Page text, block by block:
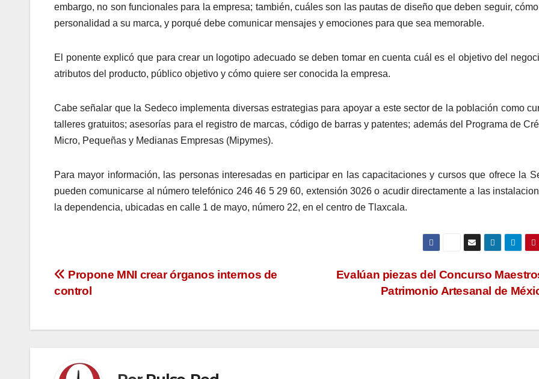
embargo, no son funcionales para la empresa; también, cuáles son las pautas de diseño que deben seguir,
personalidad a su marca, y porqué debe comunicar mensajes y emociones para que sea memorable.
El ponente explicó que para crear un logotipo adecuado se deben tomar en cuenta cuál es el objetivo del
atributos del producto, público objetivo y cómo quiere ser conocida la empresa.
Cabe señalar que la Sedeco implementa diversas estrategias para apoyar a este sector de la población como
talleres gratuitos; asesorías para el registro de marcas, código de barras y patentes; además del Programa de
Micro, Pequeñas y Medianas Empresas (Mipymes).
Para mayor información, las personas interesadas en participar en las capacitaciones y cursos que ofrece la
pueden comunicarse al número telefónico 246 46 5 29 60, extensión 3026 o acudir directamente a las
la dependencia, ubicadas en calle 1 de mayo, número 22, en el centro de Tlaxcala.
Navegación
entradas
Evalúan piezas del Concurso
Patrimonio Artesanal de
Propone MNI crear órganos internos de
control